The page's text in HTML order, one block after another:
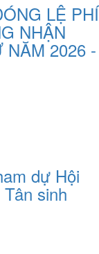
LỆ PHÍ
NHẬN
NĂM 2026 -
dự Hội
sinh